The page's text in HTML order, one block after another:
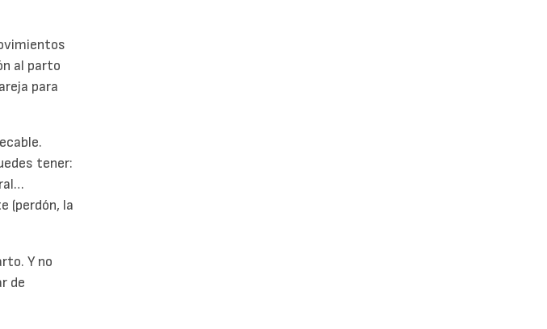
al parto
para
tener:
(perdón, la
Y no
de